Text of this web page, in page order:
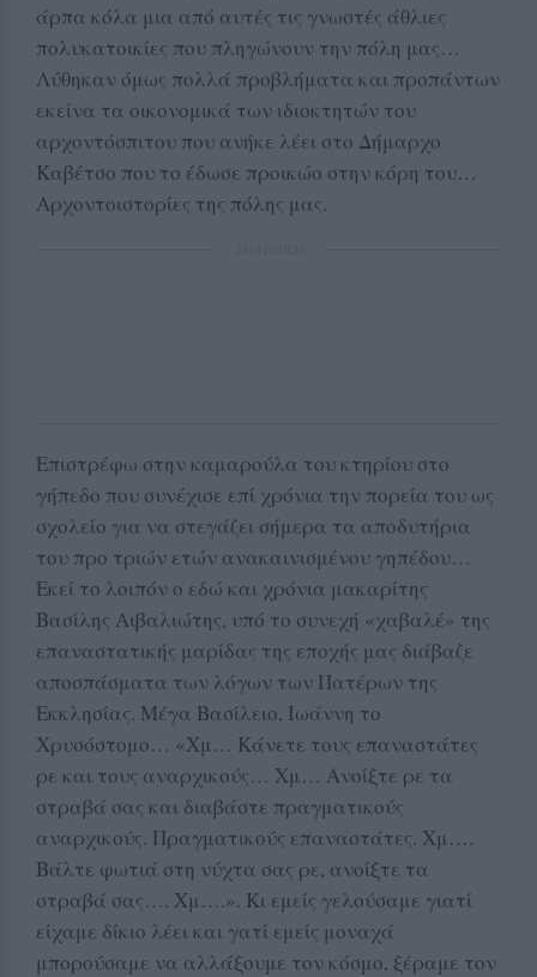
άρπα κόλα μια από αυτές τις γνωστές άθλιες
πολυκατοικίες που πληγώνουν την πόλη μας…
Λύθηκαν όμως πολλά προβλήματα και προπάντων
εκείνα τα οικονομικά των ιδιοκτητών του
αρχοντόσπιτου που ανήκε λέει στο Δήμαρχο
Καβέτσο που το έδωσε προικώο στην κόρη του…
Αρχοντοιστορίες της πόλης μας.
Επιστρέφω στην καμαρούλα του κτηρίου στο
γήπεδο που συνέχισε επί χρόνια την πορεία του ως
σχολείο για να στεγάζει σήμερα τα αποδυτήρια
του προ τριών ετών ανακαινισμένου γηπέδου…
Εκεί το λοιπόν ο εδώ και χρόνια μακαρίτης
Βασίλης Αιβαλιώτης, υπό το συνεχή «χαβαλέ» της
επαναστατικής μαρίδας της εποχής μας διάβαζε
αποσπάσματα των λόγων των Πατέρων της
Εκκλησίας. Μέγα Βασίλειο, Ιωάννη το
Χρυσόστομο… «Χμ… Κάνετε τους επαναστάτες
ρε και τους αναρχικούς… Χμ… Ανοίξτε ρε τα
στραβά σας και διαβάστε πραγματικούς
αναρχικούς. Πραγματικούς επαναστάτες. Χμ….
Βάλτε φωτιά στη νύχτα σας ρε, ανοίξτε τα
στραβά σας…. Χμ….». Κι εμείς γελούσαμε γιατί
είχαμε δίκιο λέει και γατί εμείς μοναχά
μπορούσαμε να αλλάξουμε τον κόσμο, ξέραμε τον